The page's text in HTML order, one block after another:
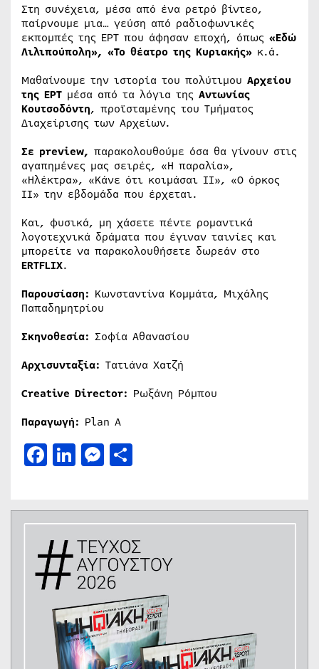
Στη συνέχεια, μέσα από ένα ρετρό βίντεο,
παίρνουμε μια… γεύση από ραδιοφωνικές
εκπομπές της ΕΡΤ που άφησαν εποχή, όπως «Εδώ
Λιλιπούπολη», «Το θέατρο της Κυριακής» κ.ά.
Μαθαίνουμε την ιστορία του πολύτιμου Αρχείου
της ΕΡΤ μέσα από τα λόγια της Αντωνίας
Κουτσοδόντη, προϊσταμένης του Τμήματος
Διαχείρισης των Αρχείων.
Σε preview, παρακολουθούμε όσα θα γίνουν στις
αγαπημένες μας σειρές, «Η παραλία»,
«Ηλέκτρα», «Κάνε ότι κοιμάσαι ΙΙ», «Ο όρκος
ΙΙ» την εβδομάδα που έρχεται.
Και, φυσικά, μη χάσετε πέντε ρομαντικά
λογοτεχνικά δράματα που έγιναν ταινίες και
μπορείτε να παρακολουθήσετε δωρεάν στο
ERTFLIX.
Παρουσίαση: Κωνσταντίνα Κομμάτα, Μιχάλης
Παπαδημητρίου
Σκηνοθεσία: Σοφία Αθανασίου
Αρχισυνταξία: Τατιάνα Χατζή
Creative Director: Ρωξάνη Ρόμπου
Παραγωγή: Plan A
Facebook
LinkedIn
Messenger